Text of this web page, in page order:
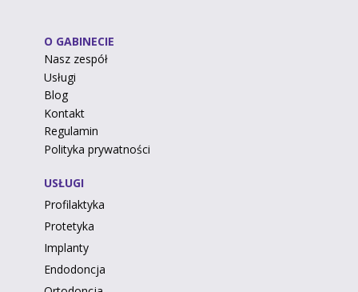
O GABINECIE
Nasz zespół
Usługi
Blog
Kontakt
Regulamin
Polityka prywatności
USŁUGI
Profilaktyka
Protetyka
Implanty
Endodoncja